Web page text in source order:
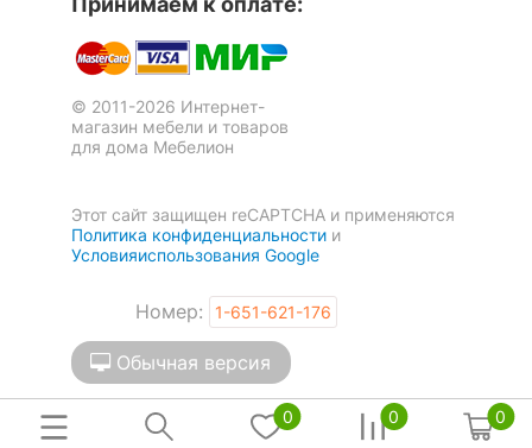
4 384 р. 4 117
Полка навесная Берн N153
Полка книжная Коен
SFW1W/103
5 отзывов
© 2011-2026 Интернет-
магазин мебели и товаров
для дома Мебелион
Этот сайт защищен reCAPTCHA и применяются
Политика конфиденциальности и
Условияиспользования Google
Номер: 1-651-621-176
Обычная версия
0 0 0